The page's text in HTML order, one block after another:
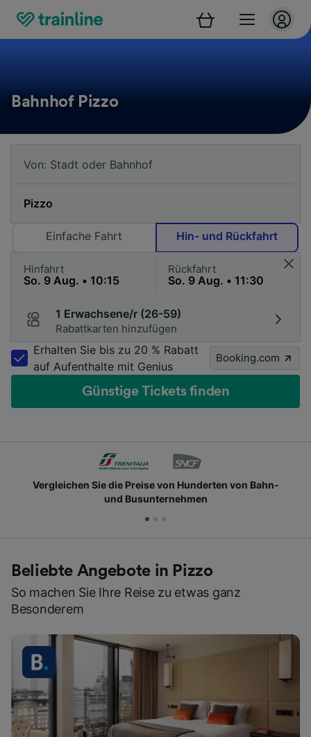
Bahnhof Pizzo
Einfache Fahrt Hin- und Rückfahrt
Hinfahrt Rückfahrt
1 Erwachsene/r (26-59)
Rabattkarten hinzufügen
Erhalten Sie bis zu 20 % Rabatt
auf Aufenthalte mit Genius
Booking.com
Günstige Tickets finden
von Bahn-
Schließen Sie sich Millionen
Beliebte Angebote in Pizzo
So machen Sie Ihre Reise zu etwas ganz
Besonderem